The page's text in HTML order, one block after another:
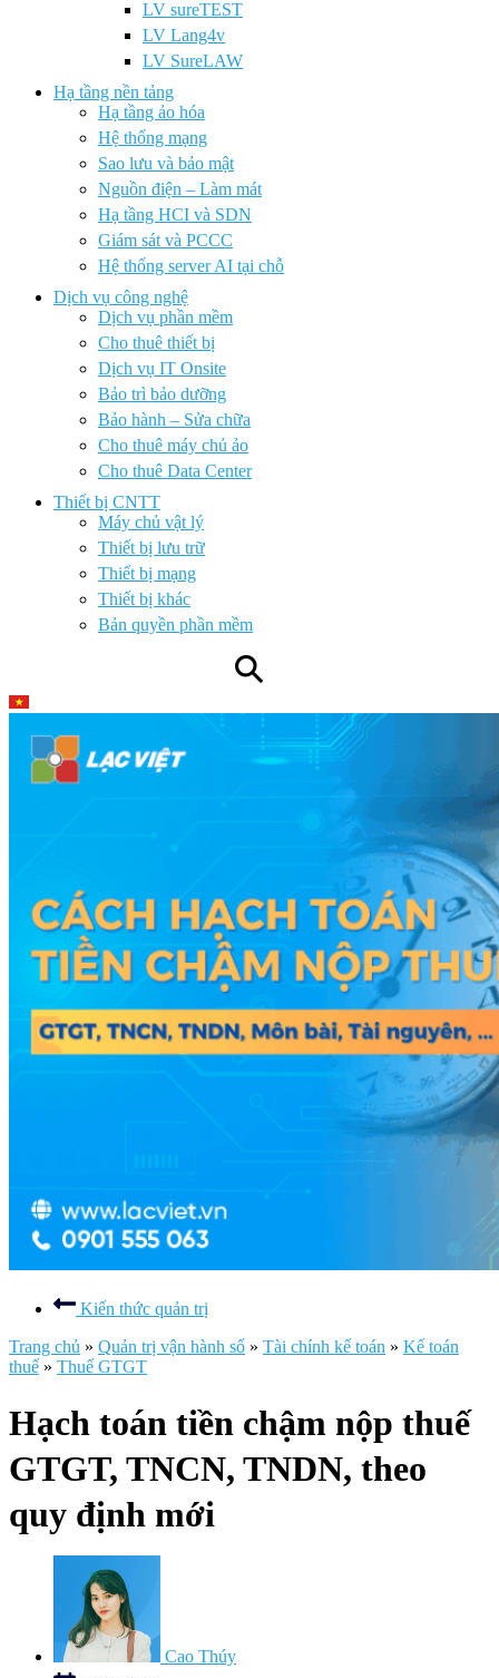
LV sureTEST
LV Lang4v
LV SureLAW
Hạ tầng nền tảng
Hạ tầng ảo hóa
Hệ thống mạng
Sao lưu và bảo mật
Nguồn điện – Làm mát
Hạ tầng HCI và SDN
Giám sát và PCCC
Hệ thống server AI tại chỗ
Dịch vụ công nghệ
Dịch vụ phần mềm
Cho thuê thiết bị
Dịch vụ IT Onsite
Bảo trì bảo dưỡng
Bảo hành – Sửa chữa
Cho thuê máy chủ ảo
Cho thuê Data Center
Thiết bị CNTT
Máy chủ vật lý
Thiết bị lưu trữ
Thiết bị mạng
Thiết bị khác
Bản quyền phần mềm
⚲
Kiến thức quản trị
Trang chủ » Quản trị vận hành số » Tài chính kế toán » Kế toán
thuế » Thuế GTGT
Hạch toán tiền chậm nộp thuế
GTGT, TNCN, TNDN, theo
quy định mới
Cao Thúy